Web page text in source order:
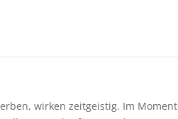
wirken zeitgeistig. Im Moment